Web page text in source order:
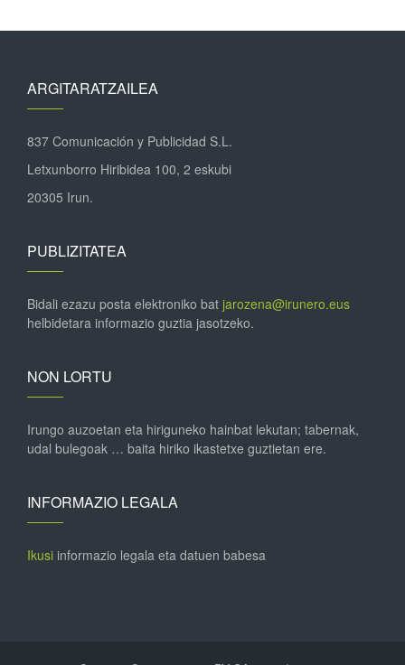
ARGITARATZAILEA
837 Comunicación y Publicidad S.L.
Letxunborro Hiribidea 100, 2 eskubi
20305 Irun.
PUBLIZITATEA
Bidali ezazu posta elektroniko bat jarozena@irunero.eus
helbidetara informazio guztia jasotzeko.
NON LORTU
Irungo auzoetan eta hiriguneko hainbat lekutan; tabernak,
udal bulegoak … baita hiriko ikastetxe guztietan ere.
INFORMAZIO LEGALA
Ikusi informazio legala eta datuen babesa